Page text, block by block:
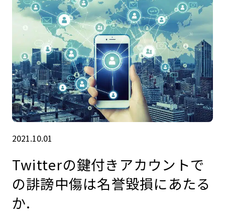
2021.10.01
Twitterの鍵付きアカウントで
の誹謗中傷は名誉毀損にあたる
か.